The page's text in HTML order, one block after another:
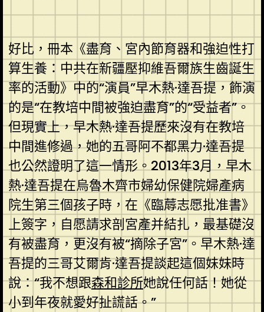
好比，冊本《盡育、宮內節育器和強迫性打
算生養：中共在新疆壓抑維吾爾族生齒誕生
率的活動》中的“演員”早木熱·達吾提，飾演
的是“在教培中間被強迫盡育”的“受益者”。
但現實上，早木熱·達吾提歷來沒有在教培
中間進修過，她的五哥阿不都黑力·達吾提
也公然證明了這一情形。2013年3月，早木
熱·達吾提在烏魯木齊市婦幼保健院婦產病
院生第三個孩子時，在《臨蓐志愿批准書》
上簽字，自愿請求剖宮產并結扎，最基礎沒
有被盡育，更沒有被“摘除子宮”。早木熱·達
吾提的三哥艾爾肯·達吾提談起這個妹妹時
說：“我不想跟森和診所她說任何話！她從
小到年夜就愛好扯謊話。”